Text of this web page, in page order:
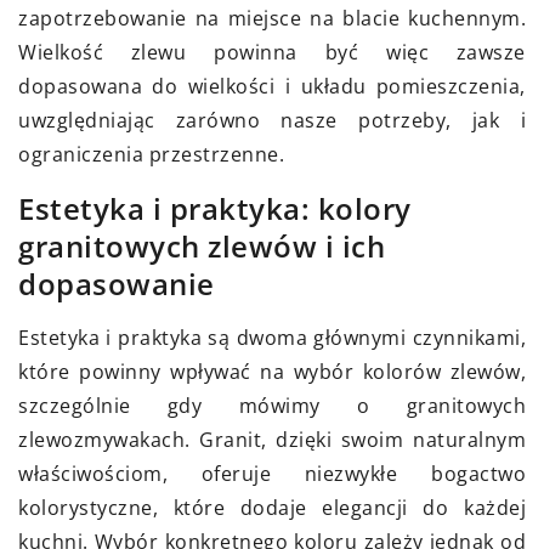
zapotrzebowanie na miejsce na blacie kuchennym.
Wielkość zlewu powinna być więc zawsze
dopasowana do wielkości i układu pomieszczenia,
uwzględniając zarówno nasze potrzeby, jak i
ograniczenia przestrzenne.
Estetyka i praktyka: kolory
granitowych zlewów i ich
dopasowanie
Estetyka i praktyka są dwoma głównymi czynnikami,
które powinny wpływać na wybór kolorów zlewów,
szczególnie gdy mówimy o granitowych
zlewozmywakach. Granit, dzięki swoim naturalnym
właściwościom, oferuje niezwykłe bogactwo
kolorystyczne, które dodaje elegancji do każdej
kuchni. Wybór konkretnego koloru zależy jednak od